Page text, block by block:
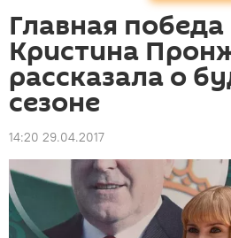
Главная
Кристина
рассказала о
сезоне
14:20 29.04.2017